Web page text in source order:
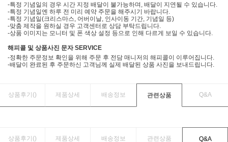
-특정 기념일의 경우 시간 지정 배달이 불가능하며, 배달이 지연될 수 있습니다.
-특정 기념일엔 하루 전 미리 예약 주문을 해주시기 바랍니다.
-특정 기념일(크리스마스, 어버이날, 인사이동 기간, 기념일 등)
-맞춤 제작을 원하실 경우 고객센터로 상담 부탁드립니다.
-상품 이미지는 모니터 및 폰 색상 설정 등으로 인해 다르게 보일 수 있습니다.
해피콜 및 상품사진 문자 SERVICE
-정확한 주문정보 확인을 위해 주문 후 전담 매니저의 해피콜이 이루어집니다.
-배달이 완료된 후 주문하신 고객님께 실제 배달된 상품 사진을 보내드립니다.
상품후기() 제품상세 배송정보 관련상품 Q&A
상품후기() 제품상세 배송정보 관련상품 Q&A